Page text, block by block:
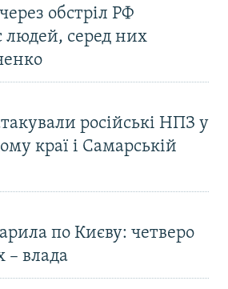
обстріл РФ
людей, серед них
російські НПЗ у
краї і Самарській
по Києву: четверо
– влада